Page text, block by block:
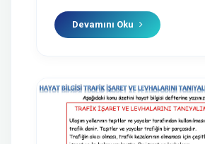
Devamını Oku